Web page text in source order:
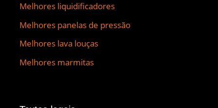
Melhores liquidificadores
Melhores panelas de pressão
Melhores lava louças
Melhores marmitas